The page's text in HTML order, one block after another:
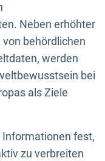
Neben erhöhter
behördlichen
werden
bei
als Ziele
Informationen fest,
zu verbreiten